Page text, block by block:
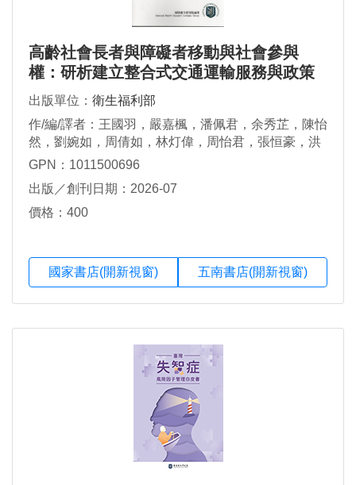
高齡社會長者與障礙者移動與社會參與
權：研析建立整合式交通運輸服務與政策
出版單位： 衛生福利部
作/編/譯者：王國羽，嚴嘉楓，潘佩君，余秀芷，陳怡
然，劉婉如，周倩如，林灯偉，周怡君，張恒豪，洪
惠芬，吳玉琴，呂朝賢，侯勝宗，胡佳嵐，張勝雄，
GPN：1011500696
出版／創刊日期：2026-07
價格：400
國家書店(開新視窗) 五南書店(開新視窗)